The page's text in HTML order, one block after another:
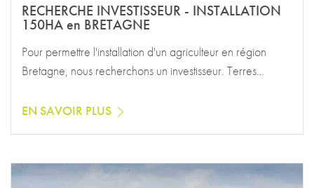
RECHERCHE INVESTISSEUR - INSTALLATION
150HA en BRETAGNE
Pour permettre l'installation d'un agriculteur en région
Bretagne, nous recherchons un investisseur. Terres…
EN SAVOIR PLUS